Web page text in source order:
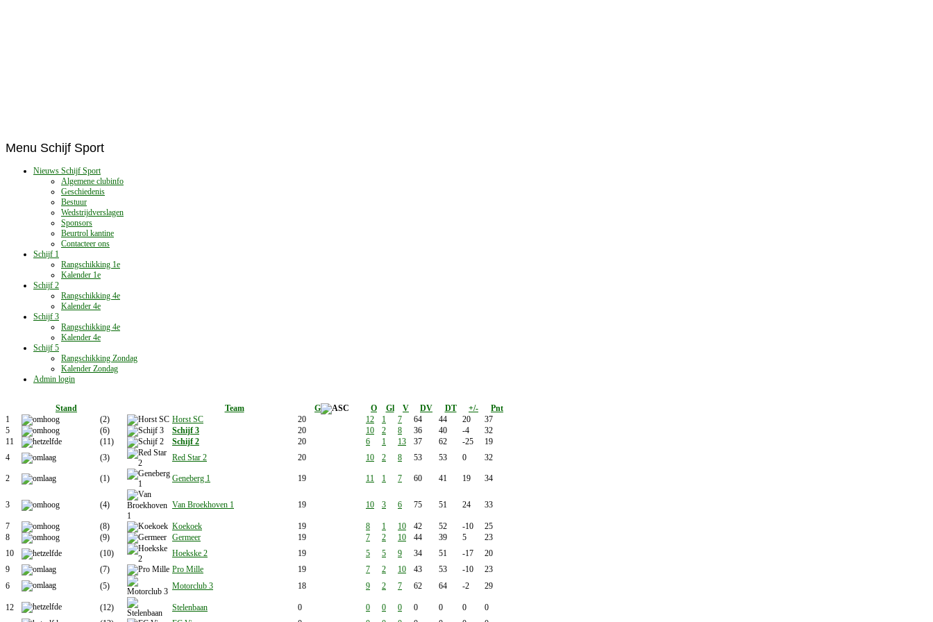
Menu Schijf Sport
Nieuws Schijf Sport
Algemene clubinfo
Geschiedenis
Bestuur
Wedstrijdverslagen
Sponsors
Beurtrol kantine
Contacteer ons
Schijf 1
Rangschikking 1e
Kalender 1e
Schijf 2
Rangschikking 4e
Kalender 4e
Schijf 3
Rangschikking 4e
Kalender 4e
Schijf 5
Rangschikking Zondag
Kalender Zondag
Admin login
Stand Team G O Gl V DV DT +/-
Pnt
1
(2) Horst SC 20 12 1 7 64 44 20
37
5
(6) Schijf 3 20 10 2 8 36 40 -4
32
11
(11) Schijf 2 20 6 1 13 37 62 -25
19
4
(3) Red Star 2 20 10 2 8 53 53 0 32
2 (1) Geneberg 1 19 11 1 7 60 41 19 34
3 (4) Van Broekhoven 1 19 10 3 6 75 51 24 33
7 (8) Koekoek 19 8 1 10 42 52 -10
25
8
(9) Germeer 19 7 2 10 44 39 5
23
10
(10) Hoekske 2 19 5 5 9 34 51 -17
20
9
(7) Pro Mille 19 7 2 10 43 53 -10
23
6
(5) Motorclub 3 18 9 2 7 62 64 -2 29
12 (12) Stelenbaan 0 0 0 0 0 0 0
0